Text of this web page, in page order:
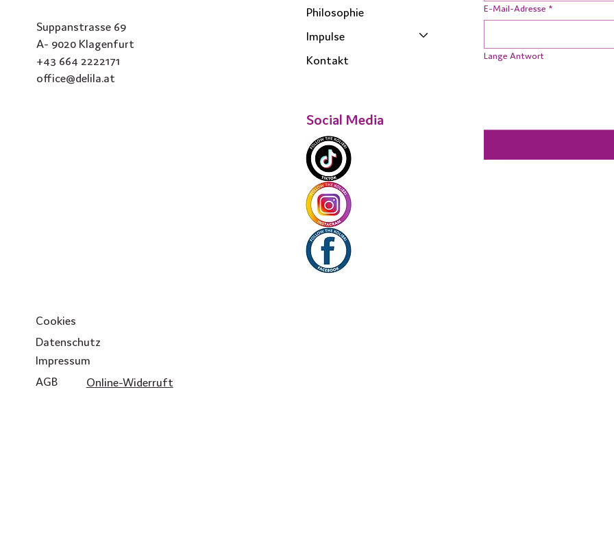
Suppanstrasse 69
A- 9020 Klagenfurt
+43 664 2222171
office@delila.at
Philosophie
Impulse
Kontakt
Social Media
E-Mail-Adresse *
Lange Antwort
Cookies
Datenschutz
Impressum
AGB
Online-Widerruft